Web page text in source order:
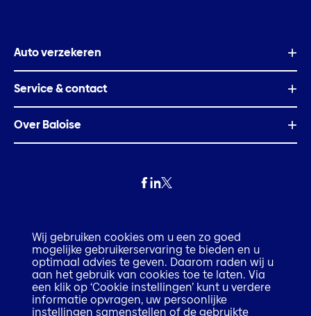
Wij gebruiken cookies om u een zo goed
mogelijke gebruikerservaring te bieden en u
optimaal advies te geven. Daarom raden wij u
aan het gebruik van cookies toe te laten. Via
een klik op ‘Cookie instellingen’ kunt u verdere
informatie opvragen, uw persoonlijke
instellingen samenstellen of de gebruikte
Auto verzekeren
Service & contact
Over Baloise
Fraude
Disclaimer